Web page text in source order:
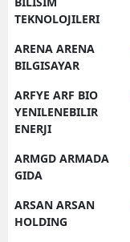
TEKNOLOJILERI
ARENA ARENA
BILGISAYAR
ARFYE ARF BIO
YENILENEBILIR
ENERJI
ARMGD ARMADA
GIDA
ARSAN ARSAN
HOLDING